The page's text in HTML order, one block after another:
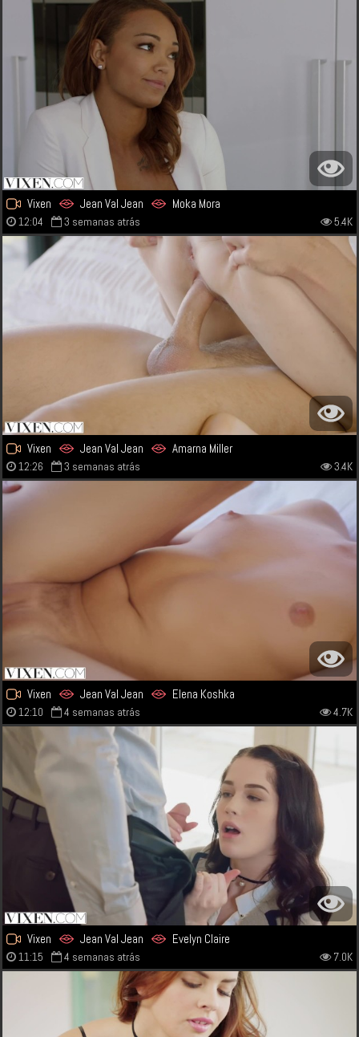
Vixen Jean Val Jean Moka Mora
12:04 3 semanas atrás 5.4K
Vixen Jean Val Jean Amarna Miller
12:26 3 semanas atrás 3.4K
Vixen Jean Val Jean Elena Koshka
12:10 4 semanas atrás 4.7K
Vixen Jean Val Jean Evelyn Claire
11:15 4 semanas atrás 7.0K